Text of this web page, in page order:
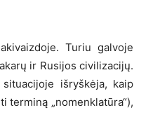
Turiu galvoje
ir Rusijos civilizacijų.
išryškėja, kaip
terminą „nomenklatūra“),